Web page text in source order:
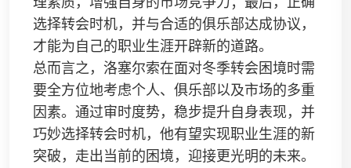
选择转会时机，并与合适的俱乐部达成协议，
才能为自己的职业生涯开辟新的道路。
总而言之，洛塞尔索在面对冬季转会困境时需
要全方位地考虑个人、俱乐部以及市场的多重
因素。通过审时度势，稳步提升自身表现，并
巧妙选择转会时机，他有望实现职业生涯的新
突破，走出当前的困境，迎接更光明的未来。